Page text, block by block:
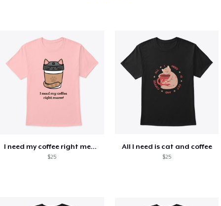
I need my coffee right meow
$25
All I need is cat and coffee
$25